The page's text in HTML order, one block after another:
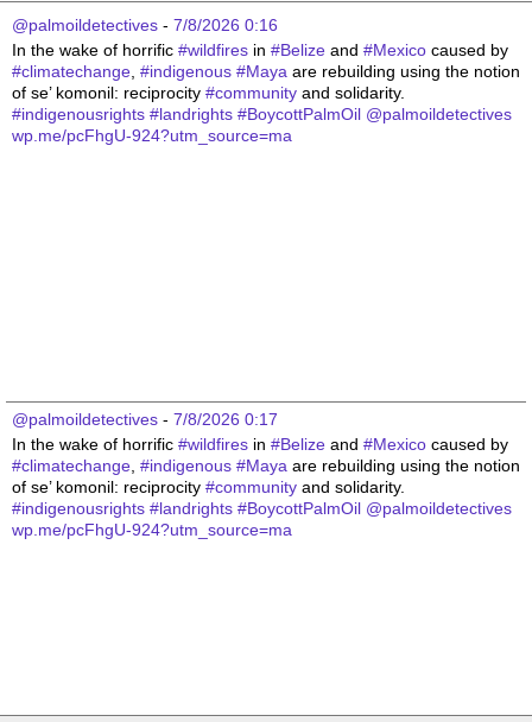
@palmoildetectives - 7/8/2026 0:16
In the wake of horrific #wildfires in #Belize and #Mexico
#climatechange #indigenous #Maya are rebuilding using the notion
of se’ komonil: reciprocity #community
#indigenousrights #landrights #BoycottPalmOil @palmoildetectives
wp.me/pcFhgU-924?utm_source=ma
@palmoildetectives - 7/8/2026 0:17
In the wake of horrific #wildfires in #Belize and #Mexico
#climatechange #indigenous #Maya are rebuilding using the notion
of se’ komonil: reciprocity #community
#indigenousrights #landrights #BoycottPalmOil @palmoildetectives
wp.me/pcFhgU-924?utm_source=ma